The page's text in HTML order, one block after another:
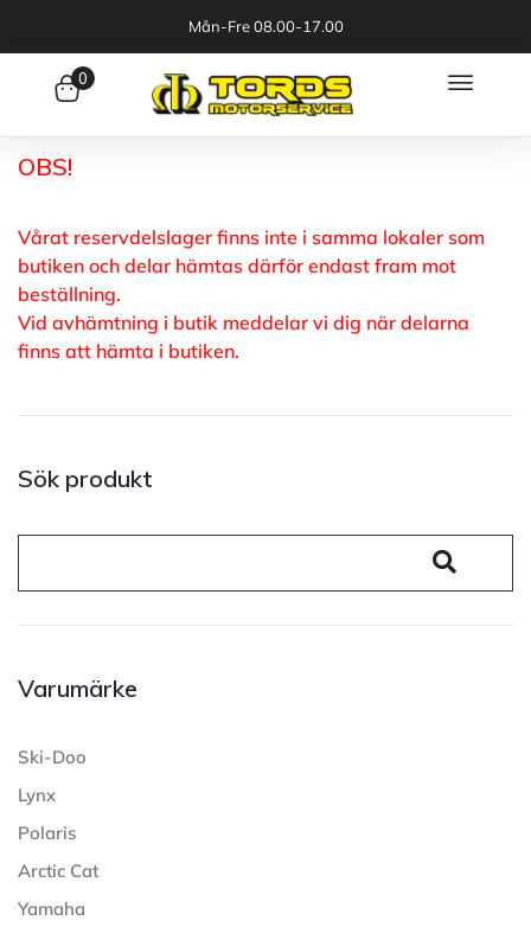
Mån-Fre 08.00-17.00
0
OBS!
Vårat reservdelslager finns inte i samma lokaler som
butiken och delar hämtas därför endast fram mot
beställning.
Vid avhämtning i butik meddelar vi dig när delarna
finns att hämta i butiken.
Sök produkt
Varumärke
Ski-Doo
Lynx
Polaris
Arctic Cat
Yamaha